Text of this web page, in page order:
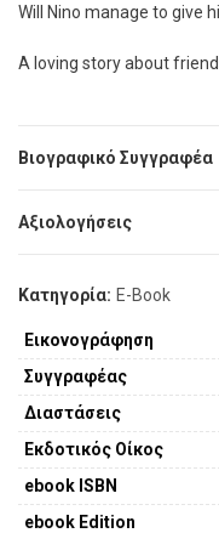
Will Nino manage to give
A loving story about
Βιογραφικό Συγγραφέα
Αξιολογήσεις
Κατηγορία: E-Book
Εικονογράφηση
Συγγραφέας
Διαστάσεις
Εκδοτικός Οίκος
ebook ISBN
ebook Edition